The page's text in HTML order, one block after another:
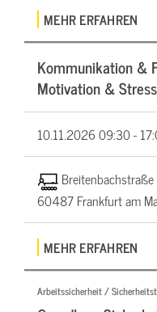
MEHR ERFAHREN
Kommunikation &
Motivation &
10.11.202609:30 -
Breitenbachstraße
60487 Frankfurt am
MEHR ERFAHREN
Arbeitssicherheit /